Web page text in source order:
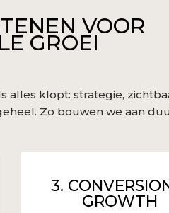
VOOR
GROEI
klopt: strategie,
Zo bouwen we aan
3.
GROWTH